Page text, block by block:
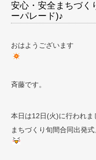
安心・安全まちづく
ーパレード)♪
おはようございます
斉藤です。
本日は12日(火)に行われ
まちづくり旬間合同出発